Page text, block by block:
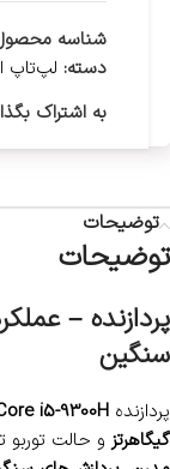
شناسه
دسته: لپ‌تاپ
به اشتراک
توضیحات
توضیحات
پردازنده –
سنگین
پردازنده i5-9300H
گیگاهرتزو حالت توربو